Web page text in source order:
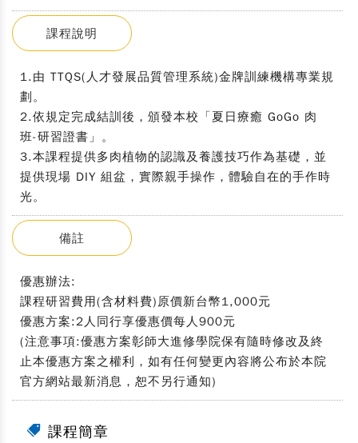
課程說明
1.由 TTQS(人才發展品質管理系統)金牌訓練機構專業規
劃。
2.依規定完成結訓後，頒發本校「夏日療癒 GoGo 肉
班-研習證書」。
3.本課程提供多肉植物的認識及養護技巧作為基礎，並
提供現場 DIY 組盆，實際親手操作，體驗自在的手作時
光。
備註
優惠辦法:
課程研習費用(含材料費)原價新台幣1,000元
優惠方案:2人同行享優惠價每人900元
(注意事項:優惠方案彰師大進修學院保有隨時修改及終
止本優惠方案之權利，如有任何變更內容將公布於本院
官方網站最新消息，恕不另行通知)
課程簡章